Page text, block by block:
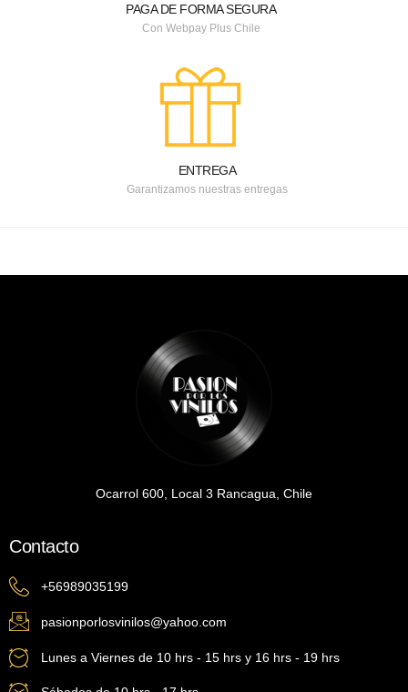
PAGA DE FORMA SEGURA
Con Webpay Plus Chile
ENTREGA
Garantizamos nuestras entregas
Ocarrol 600, Local 3 Rancagua, Chile
Contacto
+56989035199
pasionporlosvinilos@yahoo.com
Lunes a Viernes de 10 hrs - 15 hrs y 16 hrs - 19 hrs